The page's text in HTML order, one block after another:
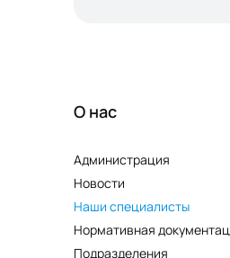
О нас
Администрация
Новости
Наши специалисты
Нормативная
Подразделения